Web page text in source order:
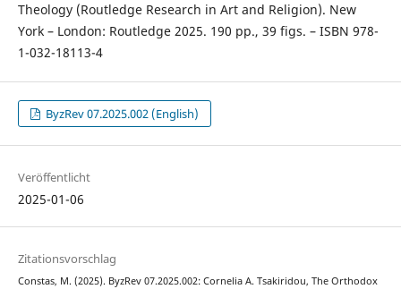
Theology (Routledge Research in Art and Religion). New
York – London: Routledge 2025. 190 pp., 39 figs. – ISBN 978-
1-032-18113-4
ByzRev 07.2025.002 (English)
Veröffentlicht
2025-01-06
Zitationsvorschlag
Constas, M. (2025). ByzRev 07.2025.002: Cornelia A. Tsakiridou, The Orthodox